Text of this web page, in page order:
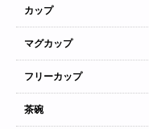
カップ
マグカップ
フリーカップ
茶碗